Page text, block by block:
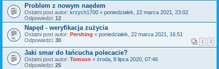
Problem z nowym naędem
Ostatni post autor: krzych1700 « poniedziałek, 22 marca 2021, 23:02
Odpowiedzi: 12
Napęd - weryfikacja zużycia
Ostatni post autor: Pershing « poniedziałek, 22 marca 2021, 16:51
Odpowiedzi: 30 1 2
Jaki smar do łańcucha polecacie?
Ostatni post autor: Tomson « środa, 8 lipca 2020, 07:46
Odpowiedzi: 25